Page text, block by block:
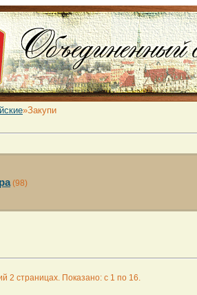
»Закупи
(98)
2 страницах. Показано: с 1 по 16.